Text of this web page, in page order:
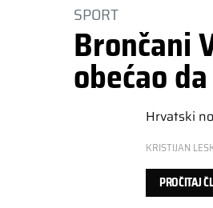
SPORT
Brončani
obećao
Hrvatski
KRISTIJAN
PROČITAJ